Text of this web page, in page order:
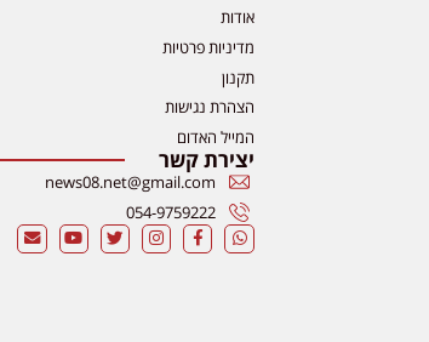
אודות
מדיניות פרטיות
תקנון
הצהרת נגישות
המייל האדום
יצירת קשר
news08.net@gmail.com
054-9759222